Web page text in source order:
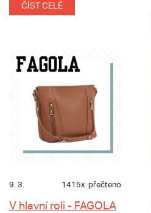
ČÍST CELÉ
9. 3. 1415x přečteno
V hlavní roli - FAGOLA